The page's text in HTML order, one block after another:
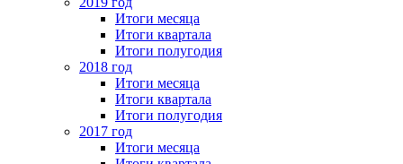
Итоги месяца
Итоги квартала
Итоги полугодия
2018 год
Итоги месяца
Итоги квартала
Итоги полугодия
2017 год
Итоги месяца